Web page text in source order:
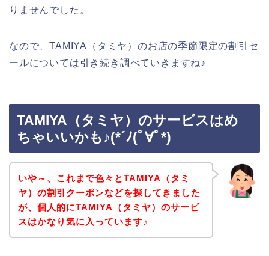
りませんでした。
なので、TAMIYA（タミヤ）のお店の季節限定の割引セ
ールについては引き続き調べていきますね♪
TAMIYA（タミヤ）のサービスはめ
ちゃいいかも♪(*´ﾉ(ﾟ∀ﾟ*)
いや～、これまで色々とTAMIYA（タミ
ヤ）の割引クーポンなどを探してきました
が、個人的にTAMIYA（タミヤ）のサービ
スはかなり気に入っています♪